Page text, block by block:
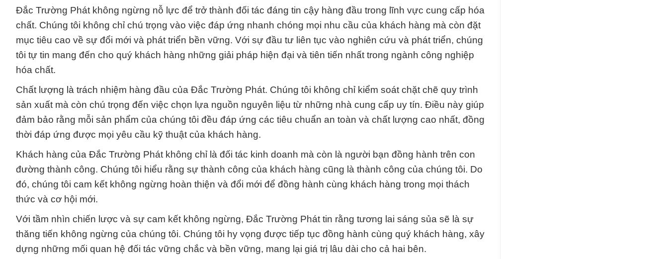
Đắc Trường Phát không ngừng nỗ lực để trở thành đối tác đáng tin cậy hàng đầu trong lĩnh vực cung cấp hóa
chất. Chúng tôi không chỉ chú trọng vào việc đáp ứng nhanh chóng mọi nhu cầu của khách hàng mà còn đặt
mục tiêu cao về sự đổi mới và phát triển bền vững. Với sự đầu tư liên tục vào nghiên cứu và phát triển, chúng
tôi tự tin mang đến cho quý khách hàng những giải pháp hiện đại và tiên tiến nhất trong ngành công nghiệp
hóa chất.
Chất lượng là trách nhiệm hàng đầu của Đắc Trường Phát. Chúng tôi không chỉ kiểm soát chặt chẽ quy trình
sản xuất mà còn chú trọng đến việc chọn lựa nguồn nguyên liệu từ những nhà cung cấp uy tín. Điều này giúp
đảm bảo rằng mỗi sản phẩm của chúng tôi đều đáp ứng các tiêu chuẩn an toàn và chất lượng cao nhất, đồng
thời đáp ứng được mọi yêu cầu kỹ thuật của khách hàng.
Khách hàng của Đắc Trường Phát không chỉ là đối tác kinh doanh mà còn là người bạn đồng hành trên con
đường thành công. Chúng tôi hiểu rằng sự thành công của khách hàng cũng là thành công của chúng tôi. Do
đó, chúng tôi cam kết không ngừng hoàn thiện và đổi mới để đồng hành cùng khách hàng trong mọi thách
thức và cơ hội mới.
Với tầm nhìn chiến lược và sự cam kết không ngừng, Đắc Trường Phát tin rằng tương lai sáng sủa sẽ là sự
thăng tiến không ngừng của chúng tôi. Chúng tôi hy vọng được tiếp tục đồng hành cùng quý khách hàng, xây
dựng những mối quan hệ đối tác vững chắc và bền vững, mang lại giá trị lâu dài cho cả hai bên.